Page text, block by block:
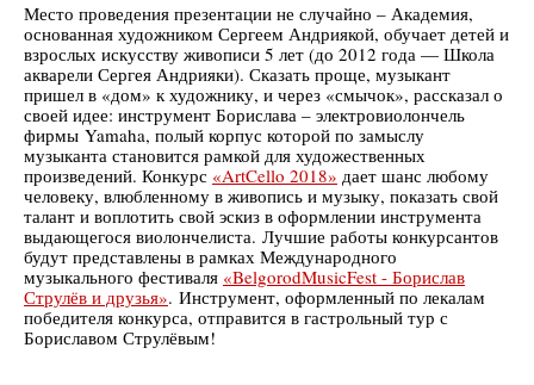
Место проведения презентации не случайно – Академия,
основанная художником Сергеем Андриякой, обучает детей и
взрослых искусству живописи 5 лет (до 2012 года — Школа
акварели Сергея Андрияки). Сказать проще, музыкант
пришел в «дом» к художнику, и через «смычок», рассказал о
своей идее: инструмент Борислава – электровиолончель
фирмы Yamaha, полый корпус которой по замыслу
музыканта становится рамкой для художественных
произведений. Конкурс «ArtCello 2018» дает шанс любому
человеку, влюбленному в живопись и музыку, показать свой
талант и воплотить свой эскиз в оформлении инструмента
выдающегося виолончелиста. Лучшие работы конкурсантов
будут представлены в рамках Международного
музыкального фестиваля «BelgorodMusicFest - Борислав
Струлёв и друзья». Инструмент, оформленный по лекалам
победителя конкурса, отправится в гастрольный тур с
Бориславом Струлёвым!